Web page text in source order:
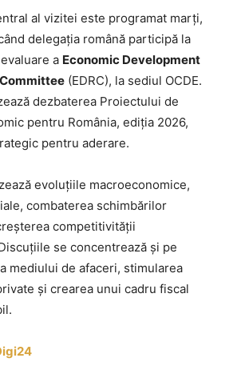
al vizitei este programat marți,
delegația română participă la
a Economic Development
(EDRC), la sediul OCDE.
dezbaterea Proiectului de
pentru România, ediția 2026,
pentru aderare.
evoluțiile macroeconomice,
combaterea schimbărilor
competitivității
se concentrează și pe
mediului de afaceri, stimularea
și crearea unui cadru fiscal